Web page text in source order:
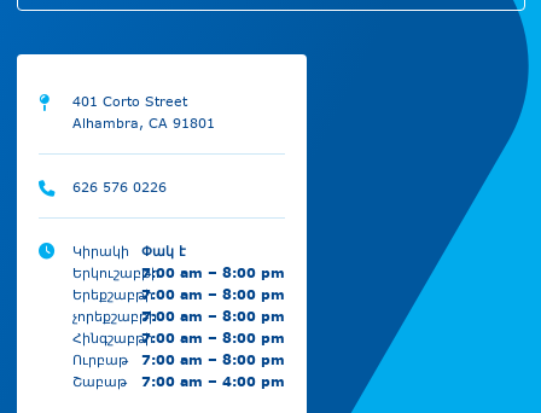
401 Corto Street
Alhambra, CA 91801
626 576 0226
Կիրակի
Փակ է
Երկուշաբթի7:00 am – 8:00 pm
Երեքշաբթի7:00 am – 8:00 pm
չորեքշաբթի7:00 am – 8:00 pm
Հինգշաբթի7:00 am – 8:00 pm
Ուրբաթ
7:00 am – 8:00 pm
Շաբաթ
7:00 am – 4:00 pm